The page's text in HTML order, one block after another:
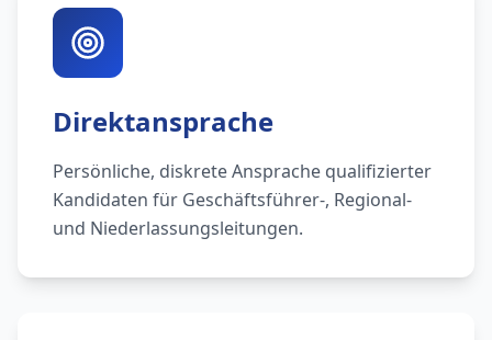
Direktansprache
Persönliche, diskrete Ansprache qualifizierter
Kandidaten für Geschäftsführer-, Regional-
und Niederlassungsleitungen.